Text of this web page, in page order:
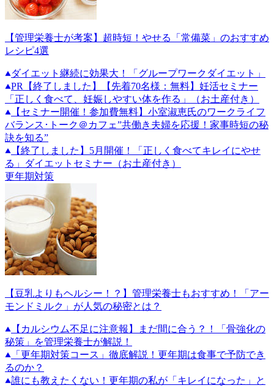
【管理栄養士が考案】超時短！やせる「常備菜」のおすすめ
レシピ4選
ダイエット継続に効果大！「グループワークダイエット」
PR 【終了しました】【先着70名様：無料】妊活セミナー
「正しく食べて、妊娠しやすい体を作る」（お土産付き）
【セミナー開催！参加費無料】小室淑恵氏のワークライフ
バランス･トーク＠カフェ”共働き夫婦を応援！家事時短の秘
訣を知る”
【終了しました】5月開催！「正しく食べてキレイにやせ
る」ダイエットセミナー（お土産付き）
更年期対策
【豆乳よりもヘルシー！？】管理栄養士もおすすめ！「アー
モンドミルク」が人気の秘密とは？
【カルシウム不足に注意報】まだ間に合う？！「骨強化の
秘策」を管理栄養士が解説！
「更年期対策コース」徹底解説！更年期は食事で予防でき
るのか？
誰にも教えたくない！更年期の私が「キレイになった」と